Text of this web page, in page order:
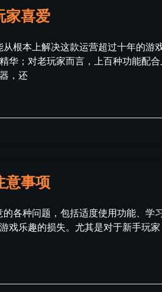
家喜爱
根本上解决这款运营超过十年的
华；对老玩家而言，上百种功能配
，还
意事项
各种问题，包括适度使用功能、学
戏乐趣的损失。尤其是对于新手玩